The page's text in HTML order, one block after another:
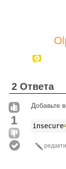
2 Ответа
1
Добавьте
insecure